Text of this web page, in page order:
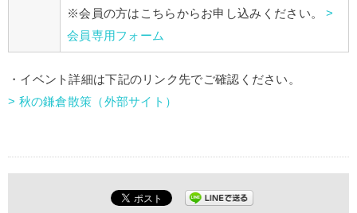
※会員の方はこちらからお申し込みください。>
会員専用フォーム
・イベント詳細は下記のリンク先でご確認ください。
> 秋の鎌倉散策（外部サイト）